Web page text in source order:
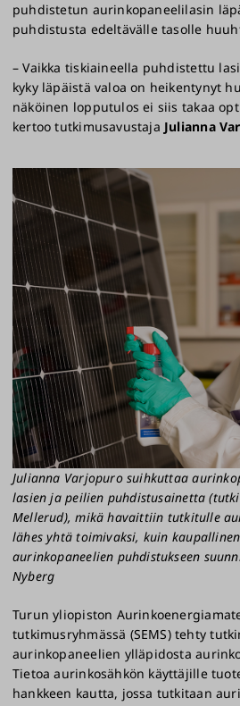
puhdistetun aurinkopaneelilasin
puhdistusta edeltävälle tasolle
– Vaikka tiskiaineella puhdistettu
kyky läpäistä valoa on heikentynyt
näköinen lopputulos ei siis takaa
kertoo tutkimusavustaja Julianna
Julianna Varjopuro suihkuttaa
lasien ja peilien puhdistusainetta
Mellerud), mikä havaittiin tutkitulle
lähes yhtä toimivaksi, kuin
aurinkopaneelien puhdistukseen
Nyberg
Turun yliopiston
tutkimusryhmässä (SEMS) tehty
aurinkopaneelien ylläpidosta
Tietoa aurinkosähkön käyttäjille
hankkeen kautta, jossa tutkitaan